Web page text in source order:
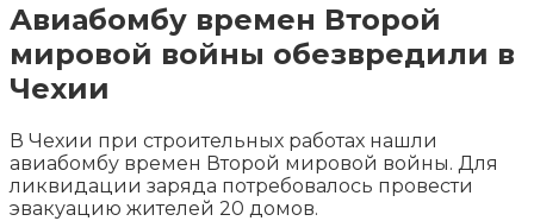
Авиабомбу времен Второй
мировой войны обезвредили в
Чехии
В Чехии при строительных работах нашли
авиабомбу времен Второй мировой войны. Для
ликвидации заряда потребовалось провести
эвакуацию жителей 20 домов.